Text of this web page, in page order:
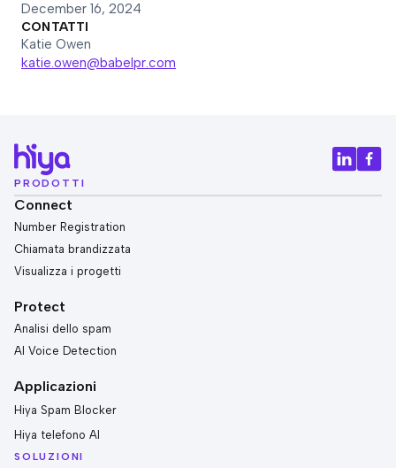
December 16, 2024
CONTATTI
Katie Owen
katie.owen@babelpr.com
PRODOTTI
Connect
Number Registration
Chiamata brandizzata
Visualizza i progetti
Protect
Analisi dello spam
AI Voice Detection
Applicazioni
Hiya Spam Blocker
Hiya telefono AI
SOLUZIONI